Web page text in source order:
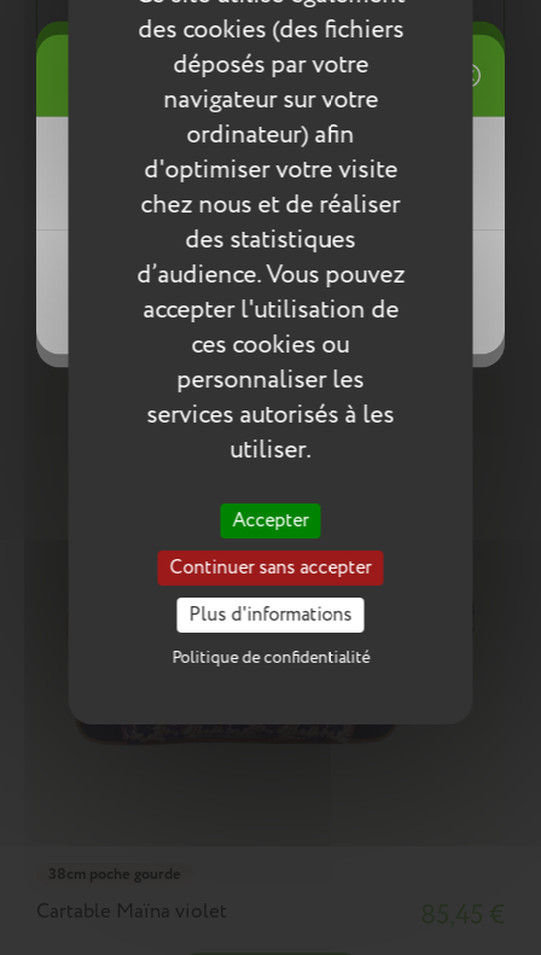
des cookies (des fichiers
déposés par votre
navigateur sur votre
ordinateur) afin
d'optimiser votre visite
chez nous et de réaliser
des statistiques
d’audience. Vous pouvez
accepter l'utilisation de
ces cookies ou
personnaliser les
services autorisés à les
utiliser.
Accepter
Continuer sans accepter
Plus d'informations
Politique de confidentialité
normes environnementales européennes ReACH
Entretien
Pour l’entretien de nos produits, nous vous
conseillons d’utiliser un chiffon humide ou une
éponge légèrement humidifiée à l'eau
savonneuse. N’utilisez pas de produits agressifs
qui risqueraient de détériorer le produit.
Compléter la collection
38cm poche gourde
Cartable Maïna violet
Mes listes d'envies
Créer une nouvelle liste
((title))
((cancelText))
((createText))
Connexion
Vous devez être connecté pour ajouter
des produits à votre liste d'envies.
((cancelText))
((loginText))